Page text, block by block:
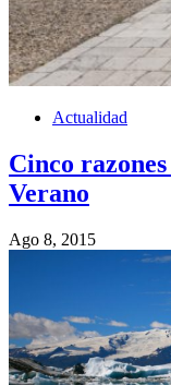
Actualidad
Cinco
Verano
Ago 8, 2015